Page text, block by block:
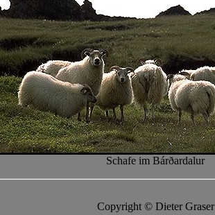
Schafe im Bárðardalur
Copyright © Dieter Graser